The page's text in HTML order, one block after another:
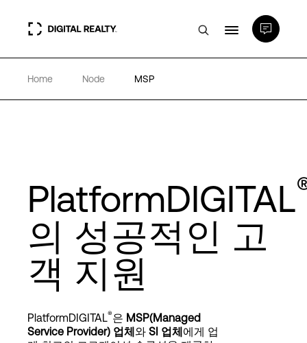
데이터 센터
전문성 및 리소스
소개
Language
Home Node MSP
PlatformDIGITAL
의 성공적인 고
객 지원
PlatformDIGITAL®은 MSP(Managed
Service Provider) 업체 와 SI 업체 에게 업